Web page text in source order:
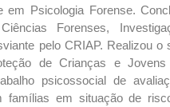
em Psicologia Forense.
Forenses,
pelo CRIAP. Realizou o
de Crianças e
psicossocial de
famílias em situação de